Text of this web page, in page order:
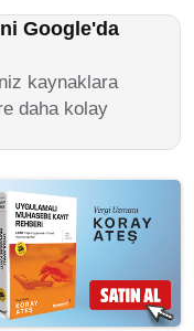
Google'da
kaynaklara
daha kolay